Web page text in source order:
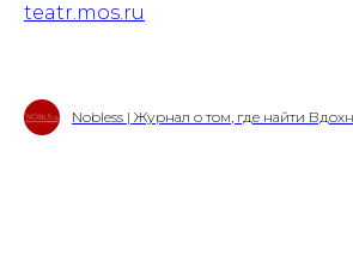
teatr.mos.ru
Nobless | Журнал о том, где найти